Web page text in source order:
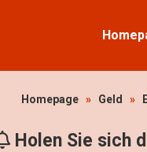
Homepage » Geld »
Holen Sie sich